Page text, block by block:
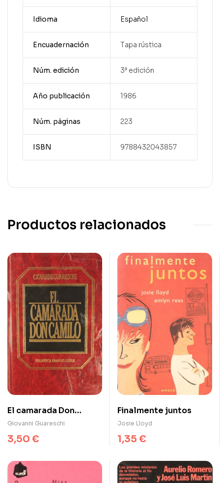
Idioma Español
Encuadernación Tapa rústica
Núm. edición 3ª edición
Año publicación 1986
Núm. páginas 223
ISBN 9788432043857
Productos relacionados
El camarada Don
Camilo
Giovanni Guareschi
3,50 €
Finalmente juntos
Josie Lloyd
1,35 €